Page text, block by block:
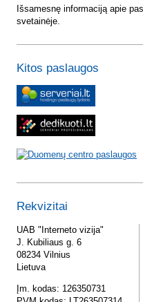
Išsamesnę informaciją apie
svetainėje.
Kitos paslaugos
Rekvizitai
UAB "Interneto vizija"
J. Kubiliaus g. 6
08234 Vilnius
Lietuva
Įm. kodas: 126350731